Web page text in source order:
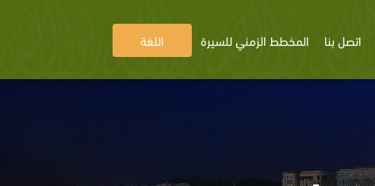
اتصل بنا المخطط الزمني للسيرة اللغة